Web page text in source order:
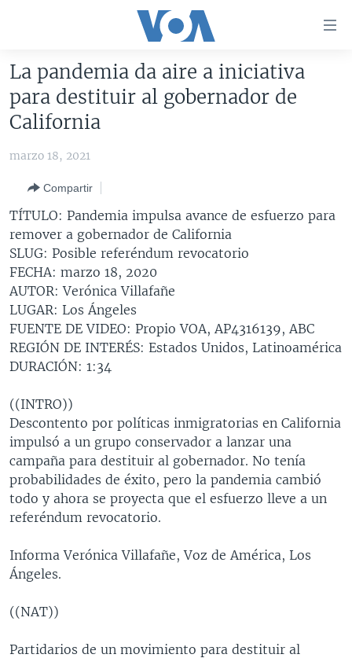
accesibilidad
contenido
Salte
principal
Salte
búsqueda
AMÉRICA DEL NORTE
EEUU
ELECCIONES EEUU 2024
VOA VERIFICA INMIGRACIÓN
VOA VERIFICA AMÉRICA LATINA
ARGENTINA
BOLIVIA
COLOMBIA
CHILE
PERÚ
ECUADOR
VENEZUELA
CHINA EN AMÉRICA LATINA
CENTROAMÉRICA
COSTA RICA
EL SALVADOR
GUATEMALA
HONDURAS
NICARAGUA
OTRAS SECCIONES
INMIGRACIÓN
LIBERTAD DE PRENSA
MUNDO
ECONOMÍA
TECNOLOGÍA
DEPORTES
CIENCIA Y SALUD
ESPECIALES DE LA VOA
LIBERTAD DE PRENSA
UCRANIA
MULTIMEDIA
FOTOGRAFÍA
AUDIOS
EL MUNDO AL DÍA
FORO INTERAMERICANO
VISIÓN 360
LAS CLAVES
RADIO
AVANCE INFORMATIVO
AUDIONOTICIAS
BUENOS DÍAS AMÉRICA
EL MUNDO AL DÍA [RADIO]
DEPORTIVO INTERNACIONAL
NOTA ECONÓMICA
DIRECT
DOCUMENTALES DE LA VOA
Learning English
SÍGANOS
La pandemia da aire a iniciativa
para destituir al gobernador de
California
marzo 18, 2021
Compartir
TÍTULO: Pandemia impulsa avance de esfuerzo para
remover a gobernador de California
SLUG: Posible referéndum revocatorio
FECHA: marzo 18, 2020
AUTOR: Verónica Villafañe
LUGAR: Los Ángeles
FUENTE DE VIDEO: Propio VOA, AP4316139, ABC
REGIÓN DE INTERÉS: Estados Unidos, Latinoamérica
DURACIÓN: 1:34
((INTRO))
Descontento por políticas inmigratorias en California
impulsó a un grupo conservador a lanzar una
campaña para destituir al gobernador. No tenía
probabilidades de éxito, pero la pandemia cambió
todo y ahora se proyecta que el esfuerzo lleve a un
referéndum revocatorio.
Informa Verónica Villafañe, Voz de América, Los
Ángeles.
((NAT))
Partidarios de un movimiento para destituir al